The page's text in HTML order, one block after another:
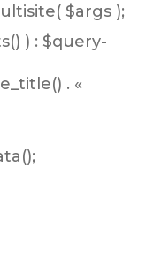
$args );
) : $query-
. «